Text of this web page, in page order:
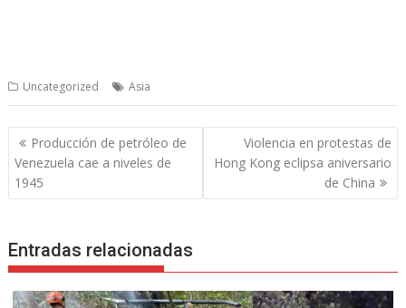
Uncategorized Asia
Navegación
de
entradas
Producción de petróleo de
Venezuela cae a niveles de
1945
Violencia en protestas de
Hong Kong eclipsa aniversario
de China
Entradas relacionadas